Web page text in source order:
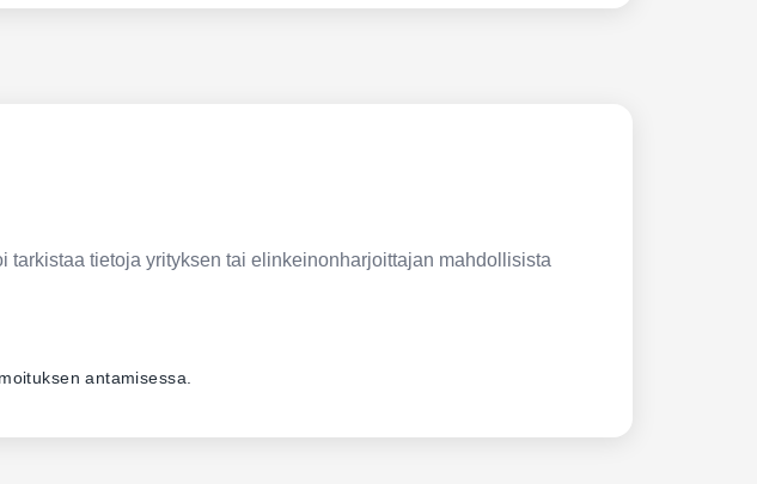
tietoja yrityksen tai elinkeinonharjoittajan mahdollisista
antamisessa.